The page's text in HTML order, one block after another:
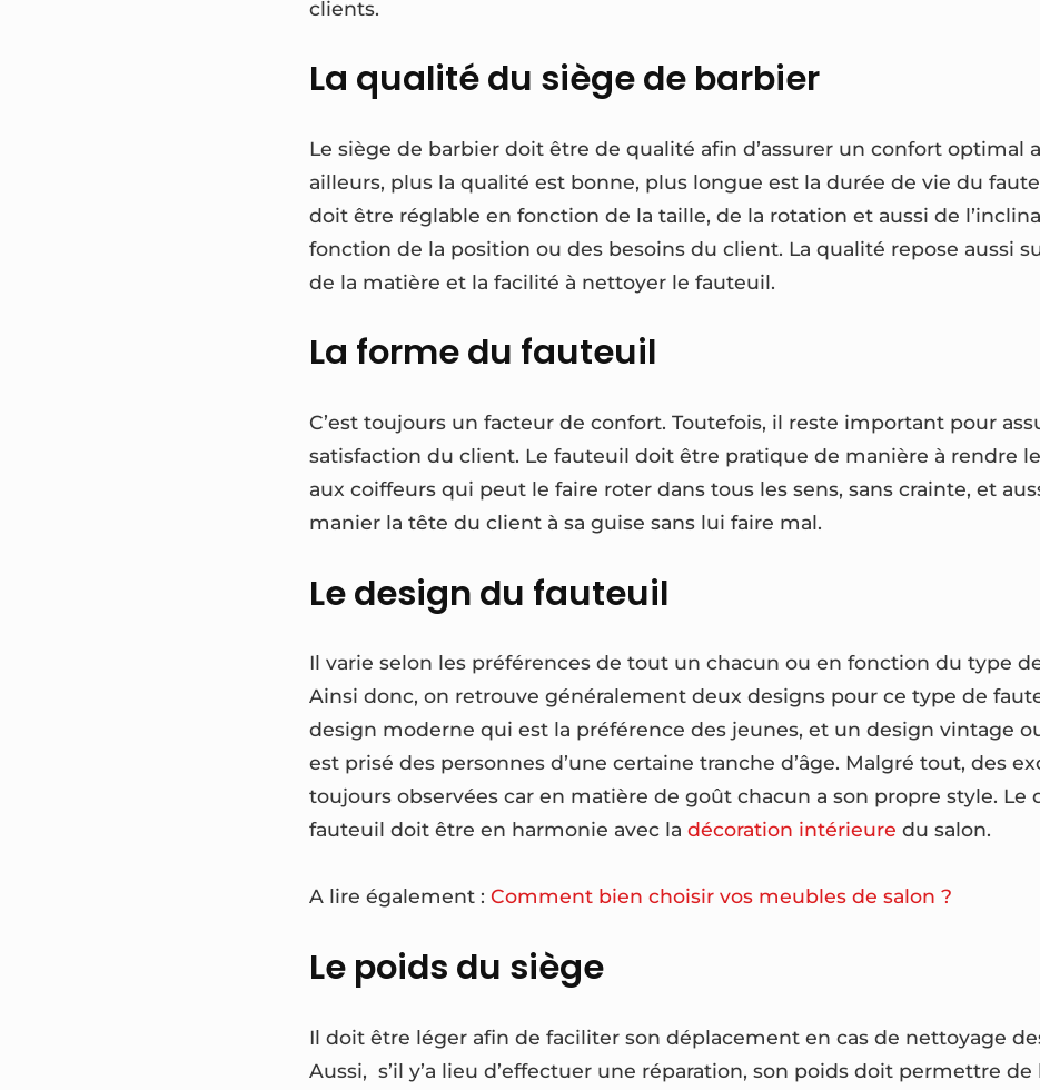
clients.
La qualité du siège de barbier
Le siège de barbier doit être de qualité afin d’assurer un confort optimal
ailleurs, plus la qualité est bonne, plus longue est la durée de vie du
doit être réglable en fonction de la taille, de la rotation et aussi de
fonction de la position ou des besoins du client. La qualité repose aussi
de la matière et la facilité à nettoyer le fauteuil.
La forme du fauteuil
C’est toujours un facteur de confort. Toutefois, il reste important pour
satisfaction du client. Le fauteuil doit être pratique de manière à rendre
aux coiffeurs qui peut le faire roter dans tous les sens, sans crainte, et
manier la tête du client à sa guise sans lui faire mal.
Le design du fauteuil
Il varie selon les préférences de tout un chacun ou en fonction du type
Ainsi donc, on retrouve généralement deux designs pour ce type de
design moderne qui est la préférence des jeunes, et un design vintage
est prisé des personnes d’une certaine tranche d’âge. Malgré tout, des
toujours observées car en matière de goût chacun a son propre style. Le
fauteuil doit être en harmonie avec ladécoration intérieure du salon.
A lire également :Comment bien choisir vos meubles de salon ?
Le poids du siège
Il doit être léger afin de faciliter son déplacement en cas de nettoyage
Aussi, s’il y’a lieu d’effectuer une réparation, son poids doit permettre